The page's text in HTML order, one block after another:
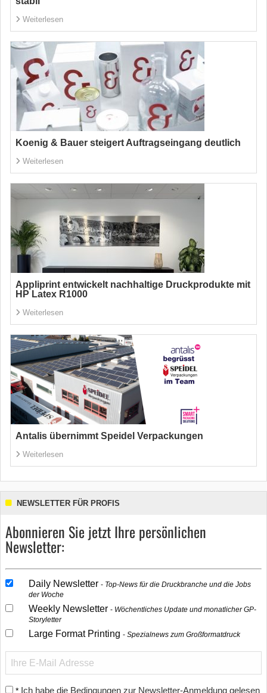
Weiterlesen
Koenig & Bauer steigert Auftragseingang deutlich
Weiterlesen
Appliprint entwickelt nachhaltige Druckprodukte mit
HP Latex R1000
Weiterlesen
Antalis übernimmt Speidel Verpackungen
Weiterlesen
NEWSLETTER FÜR PROFIS
Abonnieren Sie jetzt Ihre persönlichen
Newsletter:
Daily Newsletter
Top-News für die Druckbranche und die Jobs
der Woche
Weekly Newsletter
Wöchentliches Update und monatlicher GP-
Storyletter
Large Format Printing Spezialnews zum Großformatdruck
* Ich habe die Bedingungen zur Newsletter-Anmeldung gelesen